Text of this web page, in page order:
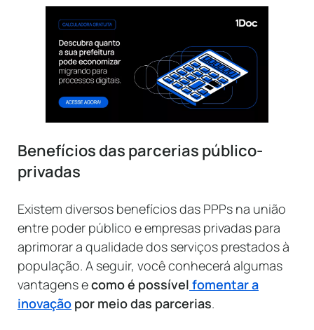
Benefícios das parcerias público-
privadas
Existem diversos benefícios das PPPs na união
entre poder público e empresas privadas para
aprimorar a qualidade dos serviços prestados à
população. A seguir, você conhecerá algumas
vantagens ecomo é possível fomentar a
inovação por meio das parcerias.